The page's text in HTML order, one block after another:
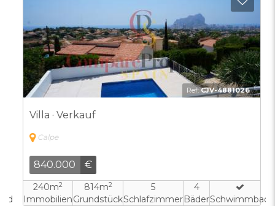
Ref:CJV-4881026
Villa · Verkauf
Calpe
840.000 €
240m2
Immobilien
814m2
GrundstückSchlafzimmer
4
BäderSchwimmbad